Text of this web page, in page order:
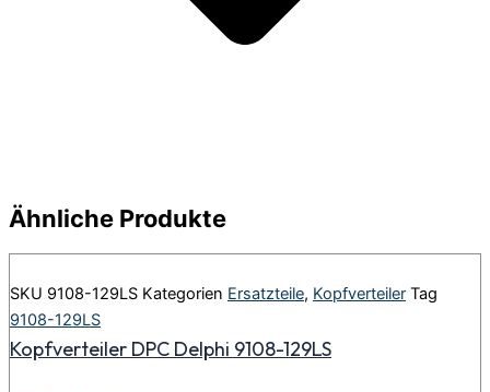
Ähnliche Produkte
SKU 9108-129LS Kategorien Ersatzteile, Kopfverteiler Tag
9108-129LS
Kopfverteiler DPC Delphi 9108-129LS